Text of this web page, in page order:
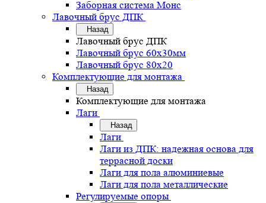
Заборная система Монс
Лавочный брус ДПК
Назад
Лавочный брус ДПК
Лавочный брус 60х30мм
Лавочный брус 80х20
Комплектующие для монтажа
Назад
Комплектующие для монтажа
Лаги
Назад
Лаги
Лаги из ДПК: надежная основа для
террасной доски
Лаги для пола алюминиевые
Лаги для пола металлические
Регулируемые опоры